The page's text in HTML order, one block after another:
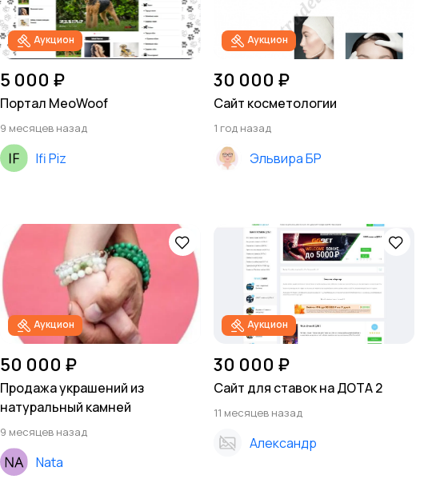
Аукцион
5 000 ₽
Портал MeoWoof
9 месяцев назад
Ifi Piz
Аукцион
30 000 ₽
Сайт косметологии
1 год назад
Эльвира БР
Аукцион
50 000 ₽
Продажа украшений из
натуральный камней
9 месяцев назад
Nata
Аукцион
30 000 ₽
Сайт для ставок на ДОТА 2
11 месяцев назад
Александр